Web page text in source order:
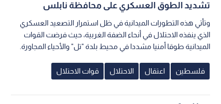
تشديد الطوق العسكري على محافظة نابلس
وتأتي هذه التطورات الميدانية في ظل استمرار التصعيد العسكري
الذي ينفذه الاحتلال في أنحاء الضفة الغربية، حيث فرضت القوات
الميدانية طوقا أمنيا مشددا في محيط بلدة "تل" والأحياء المجاورة.
فلسطين اعتقال الاحتلال قوات الاحتلال